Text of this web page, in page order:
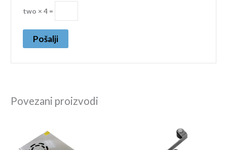
two × 4 =
Povezani proizvodi